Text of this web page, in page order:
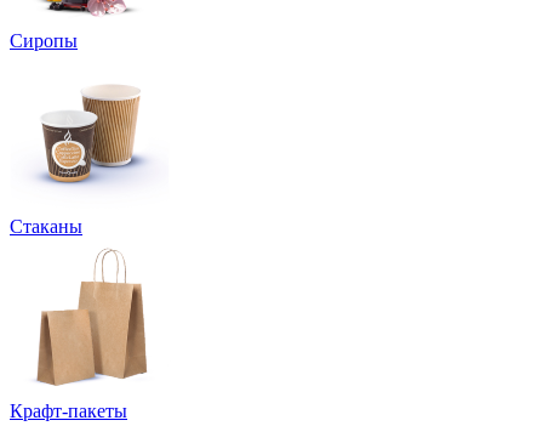
Сиропы
Стаканы
Крафт-пакеты